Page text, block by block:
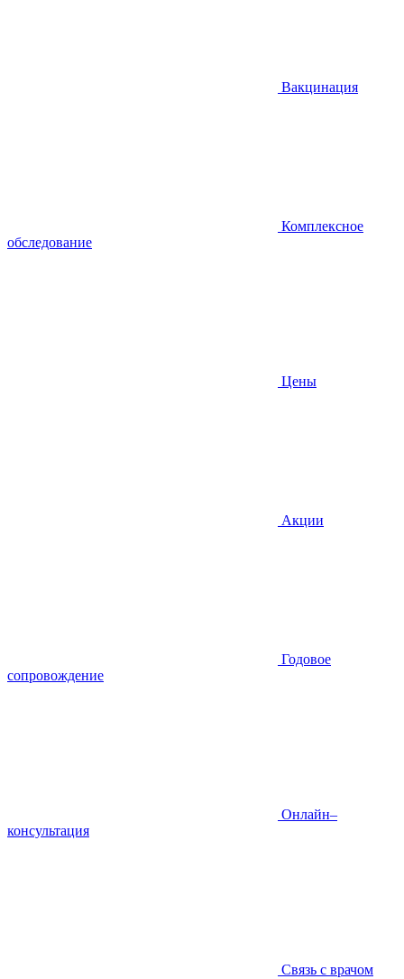
Вакцинация
Комплексное
обследование
Цены
Акции
Годовое
сопровождение
Онлайн–
консультация
Связь с врачом